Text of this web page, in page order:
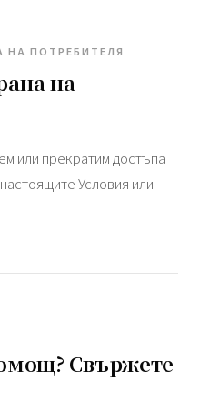
НА ПОТРЕБИТЕЛЯ
на
или прекратим достъпа
Условия или
Свържете